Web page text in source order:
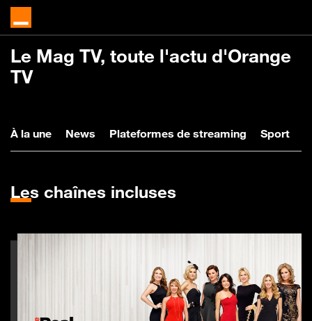
Le Mag TV, toute l'actu d'Orange
TV
À la uneÀ la une
News News
Plateformes de streaming Sport
Les chaînes incluses